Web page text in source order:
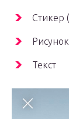
Стикер
Рисунок
Текст